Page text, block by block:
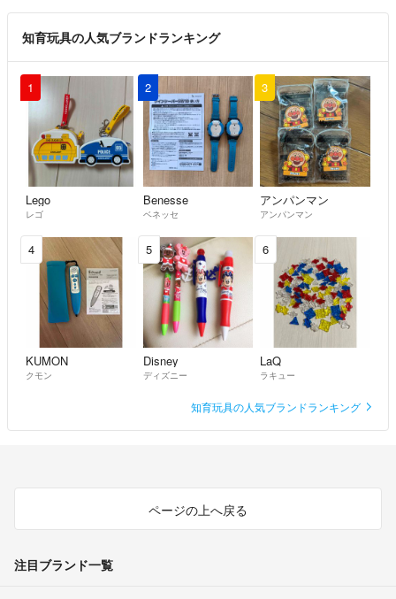
知育玩具の人気ブランドランキング
1
Lego
レゴ
2
Benesse
ベネッセ
3
アンパンマン
アンパンマン
4
KUMON
クモン
5
Disney
ディズニー
6
LaQ
ラキュー
知育玩具の人気ブランドランキング
ページの上へ戻る
注目ブランド一覧